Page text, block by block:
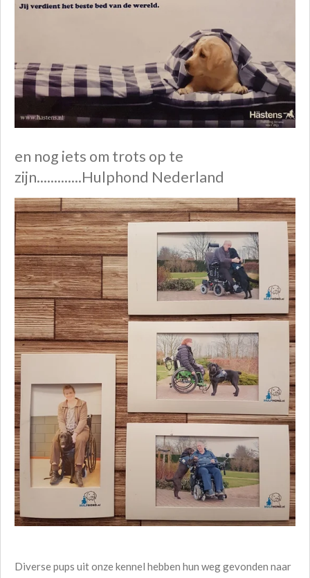
en nog iets om trots op te
zijn.............Hulphond Nederland
Diverse pups uit onze kennel hebben hun weg gevonden naar